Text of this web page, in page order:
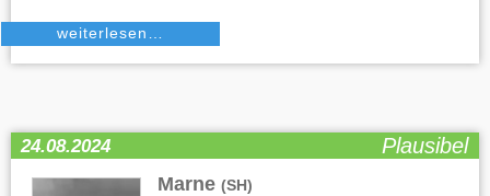
weiterlesen…
24.08.2024 Plausibel
Marne (SH)